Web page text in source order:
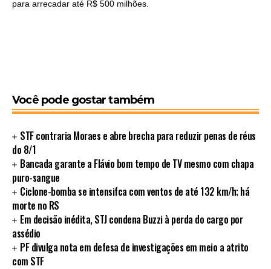
para arrecadar até R$ 500 milhões.
Você pode gostar também
STF contraria Moraes e abre brecha para reduzir penas de réus
do 8/1
Bancada garante a Flávio bom tempo de TV mesmo com chapa
puro-sangue
Ciclone-bomba se intensifca com ventos de até 132 km/h; há
morte no RS
Em decisão inédita, STJ condena Buzzi à perda do cargo por
assédio
PF divulga nota em defesa de investigações em meio a atrito
com STF